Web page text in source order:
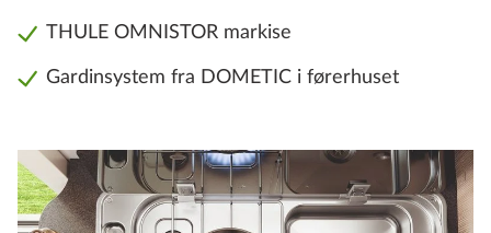
THULE OMNISTOR markise
Gardinsystem fra DOMETIC i førerhuset